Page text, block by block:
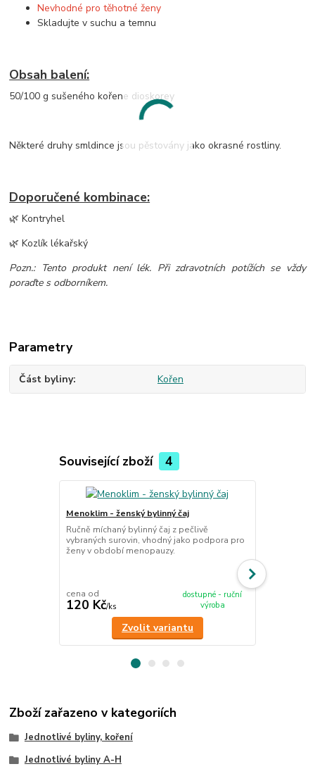
Nevhodné pro těhotné ženy
Skladujte v suchu a temnu
Obsah balení:
50/100 g sušeného kořene dioskorey
Některé druhy smldince jsou pěstovány jako okrasné rostliny.
Doporučené kombinace:
🌿 Kontryhel
🌿 Kozlík lékařský
Pozn.: Tento produkt není lék. Při zdravotních potížích se vždy
poraďte s odborníkem.
Parametry
Část byliny Kořen
Související zboží 4
Menoklim - ženský bylinný čaj
Ručně míchaný bylinný čaj z pečlivě
vybraných surovin, vhodný jako podpora pro
ženy v období menopauzy.
cena od
120 Kč/ks
dostupné - ruční
výroba
Zvolit variantu
Zboží zařazeno v kategoriích
Jednotlivé byliny, koření
Jednotlivé byliny A-H